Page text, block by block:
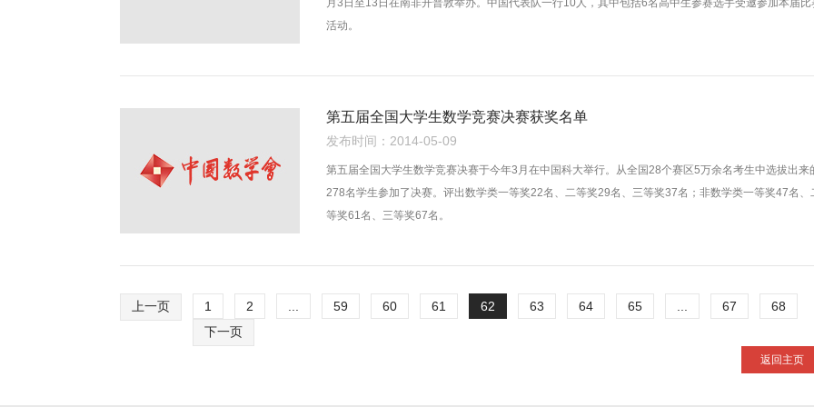
月3日至13日在南非开普敦举办。中国代表队一行10人，其中包括6名高中生参赛选手受邀参加本届比
活动。
第五届全国大学生数学竞赛决赛获奖名单
发布时间：2014-05-09
第五届全国大学生数学竞赛决赛于今年3月在中国科大举行。从全国28个赛区5万余名考生中选拔出来
278名学生参加了决赛。评出数学类一等奖22名、二等奖29名、三等奖37名；非数学类一等奖47名、
等奖61名、三等奖67名。
上一页 1 2 59 60 61 62 63 64 65 67
68
下一页
返回主页